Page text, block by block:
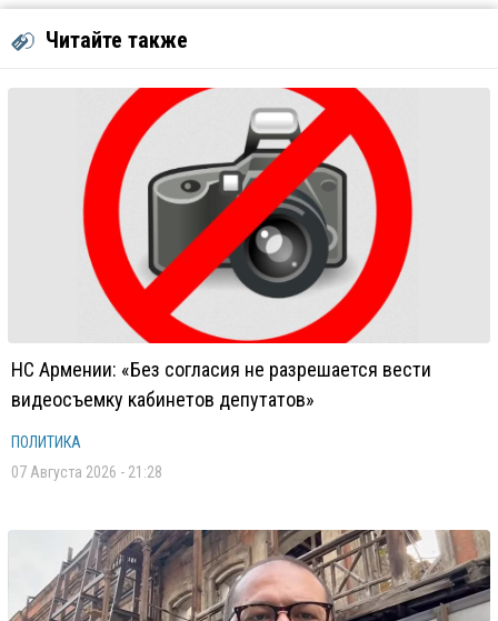
Читайте также
НС Армении: «Без согласия не разрешается вести
видеосъемку кабинетов депутатов»
ПОЛИТИКА
07 Августа 2026 - 21:28